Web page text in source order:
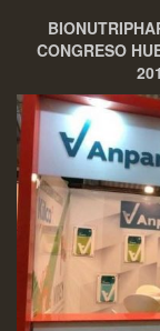
CONGRESO